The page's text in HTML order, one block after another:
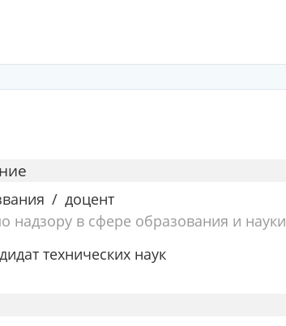
доцент
в сфере образования и науки
технических наук